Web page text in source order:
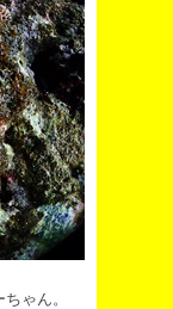
ゃん。